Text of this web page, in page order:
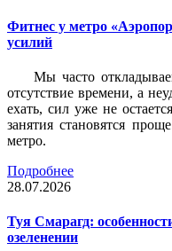
Фитнес у метро
усилий
Мы часто
отсутствие времени, а
ехать, сил уже не
занятия становятся
метро.
Подробнее
28.07.2026
Туя Смарагд:
озеленении